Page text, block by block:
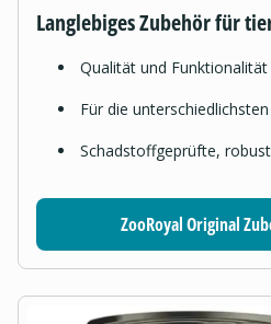
Langlebiges Zubehör für
Qualität und
Für die
Schadstoffgeprüfte,
ZooRoyal Original